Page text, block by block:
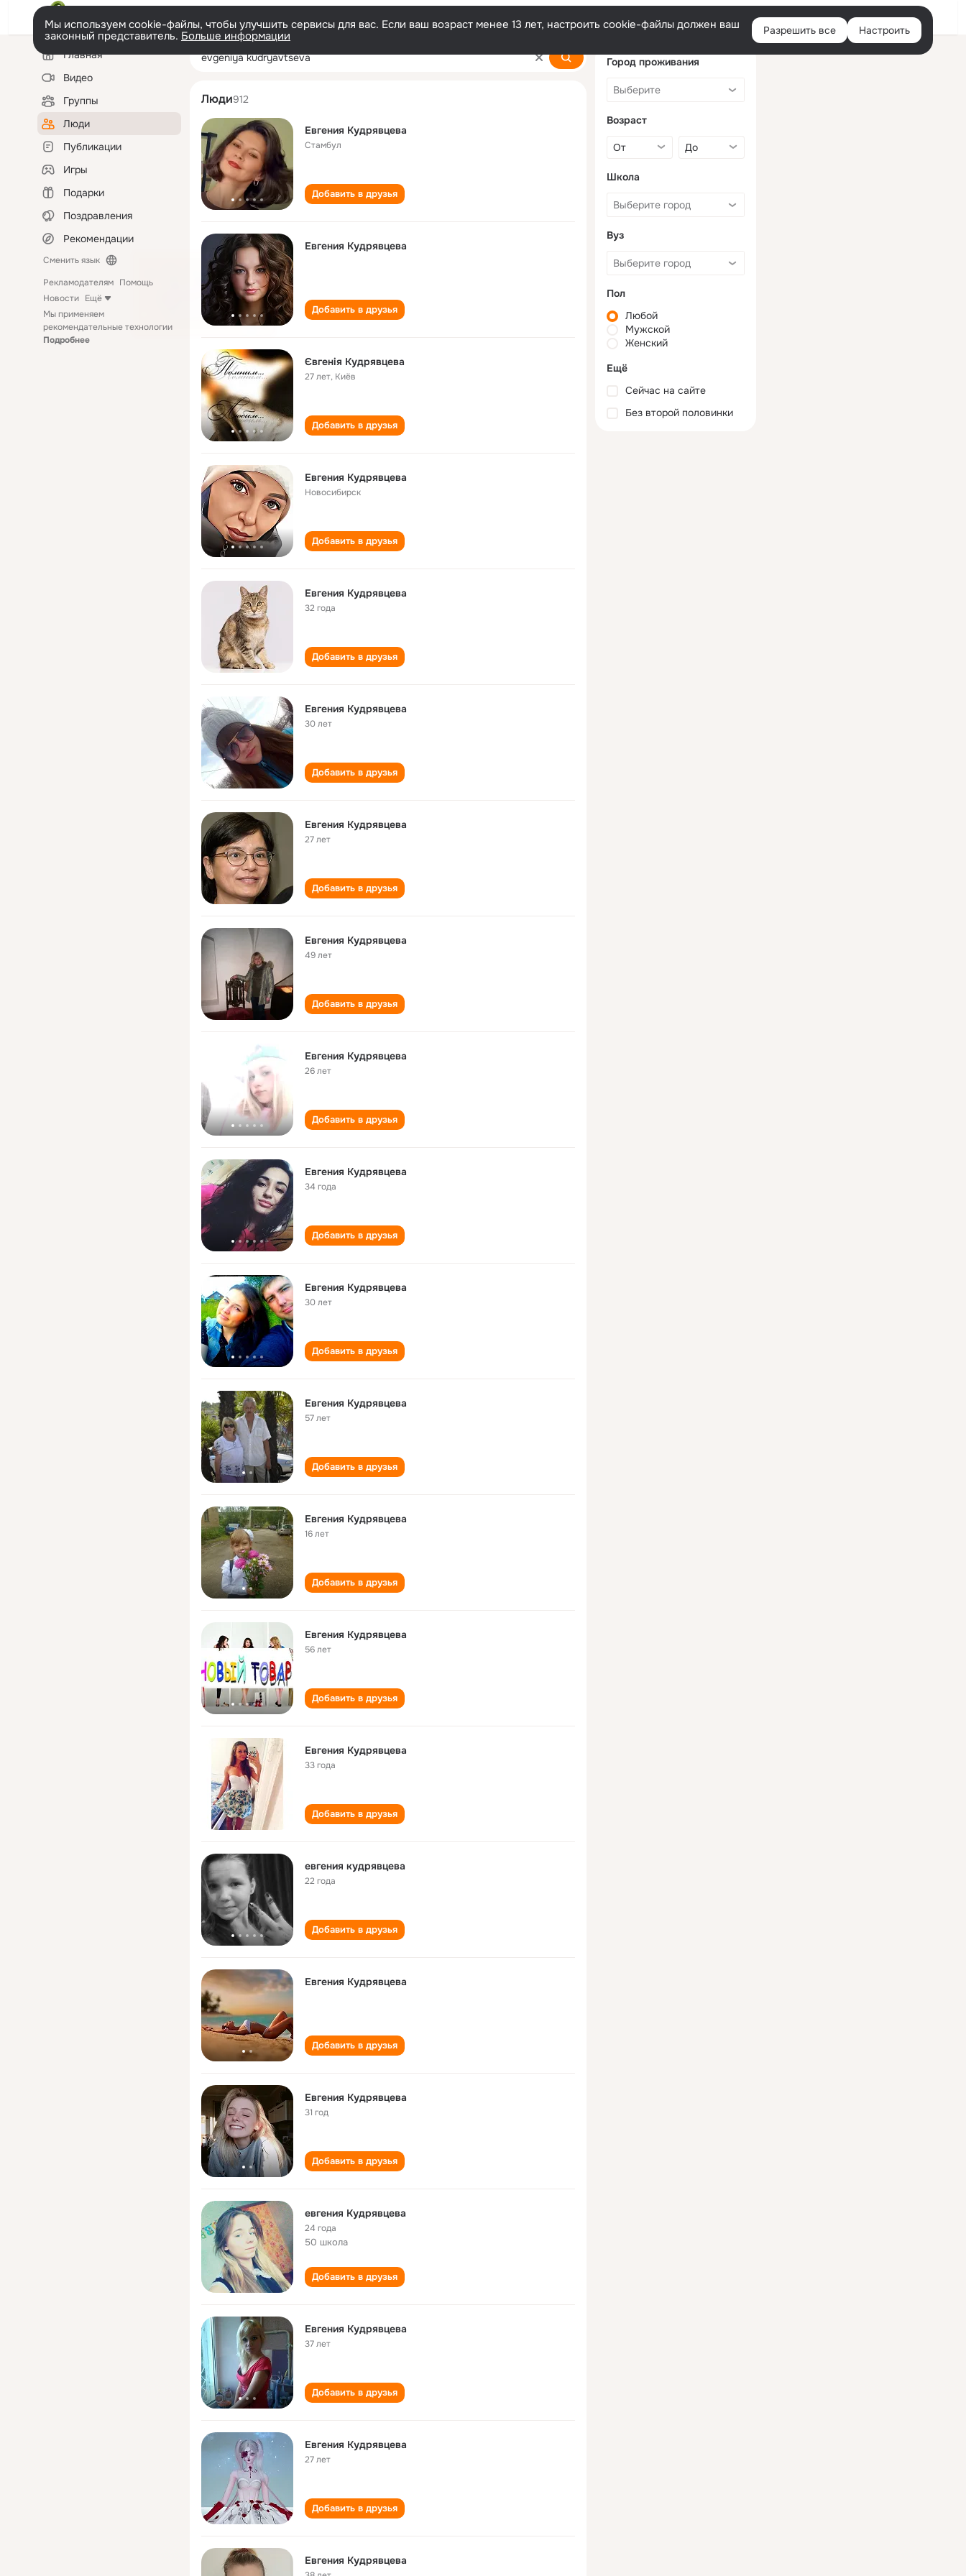
Войти
Мы используем cookie-файлы, чтобы улучшить сервисы для вас. Если ваш возраст менее 13 лет, настроить cookie-файлы должен ваш
законный представитель. Больше информации Разрешить все Настроить
Левая
колонкаГлавная
Видео
Группы
Люди
Публикации
Игры
Подарки
Поздравления
Рекомендации
Сменить язык
Рекламодателям Помощь
Новости Ещё
Мы применяем
рекомендательные технологии
Подробнее
evgeniya kudryavtseva
Люди912
Евгения Кудрявцева
Стамбул
Добавить в друзья
Евгения Кудрявцева
Добавить в друзья
Євгенія Кудрявцева
27 лет, Киёв
Добавить в друзья
Евгения Кудрявцева
Новосибирск
Добавить в друзья
Евгения Кудрявцева
32 года
Добавить в друзья
Евгения Кудрявцева
30 лет
Добавить в друзья
Евгения Кудрявцева
27 лет
Добавить в друзья
Евгения Кудрявцева
49 лет
Добавить в друзья
Евгения Кудрявцева
26 лет
Добавить в друзья
Евгения Кудрявцева
34 года
Добавить в друзья
Евгения Кудрявцева
30 лет
Добавить в друзья
Евгения Кудрявцева
57 лет
Добавить в друзья
Евгения Кудрявцева
16 лет
Добавить в друзья
Евгения Кудрявцева
56 лет
Добавить в друзья
Евгения Кудрявцева
33 года
Добавить в друзья
евгения кудрявцева
22 года
Добавить в друзья
Евгения Кудрявцева
Добавить в друзья
Евгения Кудрявцева
31 год
Добавить в друзья
евгения Кудрявцева
24 года
50 школа
Добавить в друзья
Евгения Кудрявцева
37 лет
Добавить в друзья
Евгения Кудрявцева
27 лет
Добавить в друзья
Евгения Кудрявцева
Город проживания
Возраст
Школа
Вуз
Пол
Любой
Мужской
Женский
Ещё
Сейчас на сайте
Без второй половинки